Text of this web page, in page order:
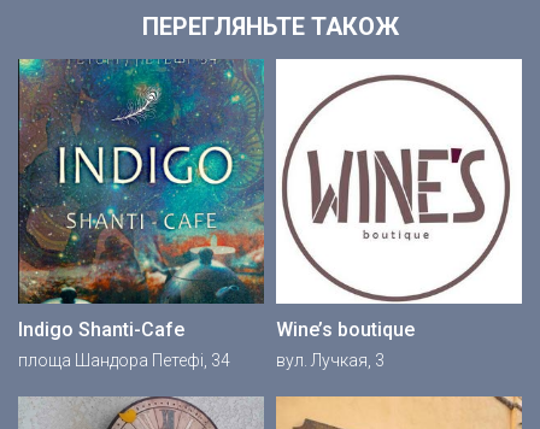
ПЕРЕГЛЯНЬТЕ ТАКОЖ
Indigo Shanti-Cafe
площа Шандора Петефі, 34
Wine’s boutique
вул. Лучкая, 3